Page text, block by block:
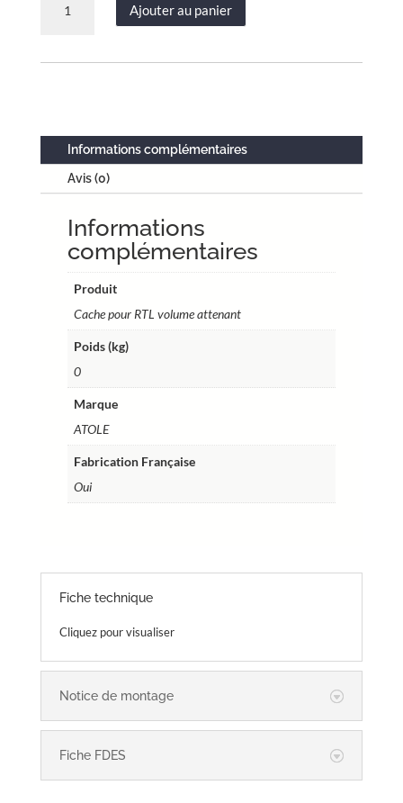
–
Réf.
GCRTLCV01
Ajouter au panier
Informations complémentaires
Avis (0)
Informations
complémentaires
Produit
Cache pour RTL volume attenant
Poids (kg)
0
Marque
ATOLE
Fabrication Française
Oui
Fiche technique
Cliquez pour visualiser
Notice de montage
Fiche FDES